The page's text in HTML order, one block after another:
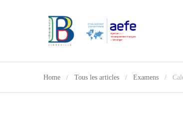
Home Tous les articles Examens